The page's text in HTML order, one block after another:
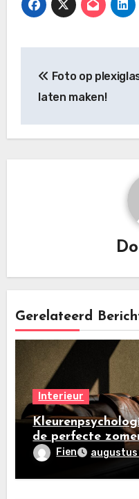
navigatie
Foto op
laten maken!
Gerelateerd
Interieur
de perfecte
Fien augustus